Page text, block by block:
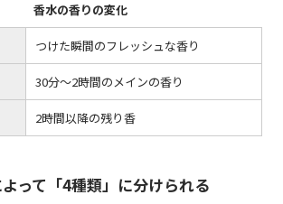
香水の香りの変化
つけた瞬間のフレッシュな香り
30分〜2時間のメインの香り
2時間以降の残り香
って「4種類」に分けられる